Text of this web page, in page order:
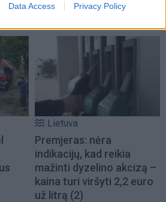
Data Access Privacy Policy
iškvietimus vykome 49
Lietuva
Premjeras: nėra
indikacijų, kad reikia
mažinti dyzelino akcizą –
kaina turi viršyti 2,2 euro
už litrą (2)